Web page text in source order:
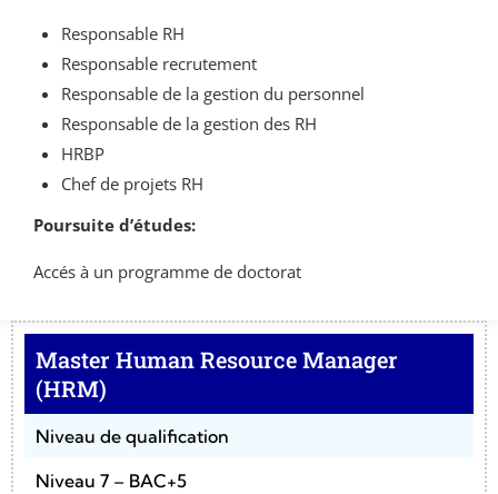
Responsable RH
Responsable recrutement
Responsable de la gestion du personnel
Responsable de la gestion des RH
HRBP
Chef de projets RH
Poursuite d’études:
Accés à un programme de doctorat
Master Human Resource Manager
(HRM)
Niveau de qualification
Niveau 7 – BAC+5